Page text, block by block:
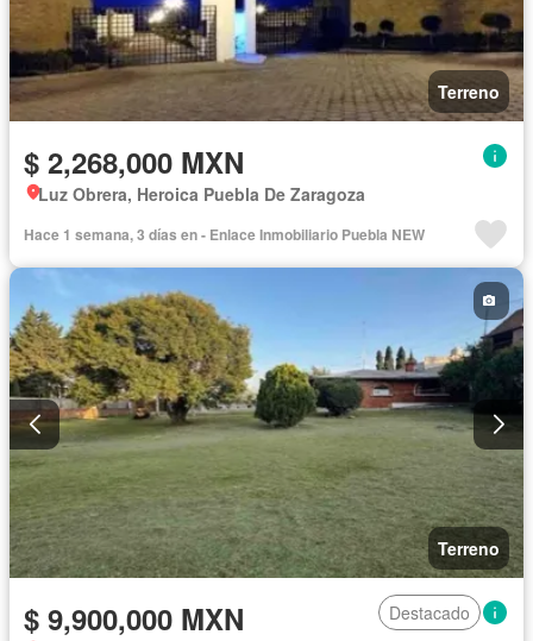
Terreno
$ 2,268,000 MXN
Luz Obrera, Heroica Puebla De Zaragoza
Hace 1 semana, 3 días en - Enlace Inmobiliario Puebla NEW
Terreno
$ 9,900,000 MXN
Destacado